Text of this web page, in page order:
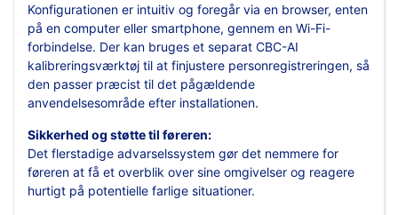
Konfigurationen er intuitiv og foregår via en browser, enten
på en computer eller smartphone, gennem en Wi-Fi-
forbindelse. Der kan bruges et separat CBC-AI
kalibreringsværktøj til at finjustere personregistreringen, så
den passer præcist til det pågældende
anvendelsesområde efter installationen.
Sikkerhed og støtte til føreren:
Det flerstadige advarselssystem gør det nemmere for
føreren at få et overblik over sine omgivelser og reagere
hurtigt på potentielle farlige situationer.